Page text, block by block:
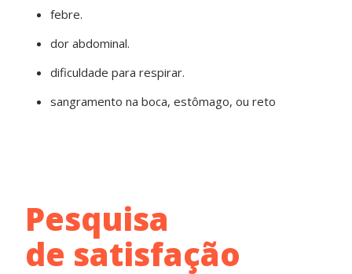
febre.
dor abdominal.
dificuldade para respirar.
sangramento na boca, estômago, ou reto
Pesquisa
de satisfação